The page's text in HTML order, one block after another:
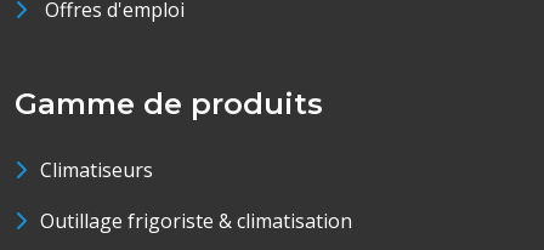
Offres d'emploi
Gamme de produits
Climatiseurs
Outillage frigoriste & climatisation